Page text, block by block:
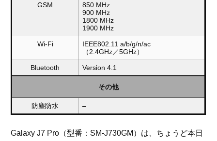
GSM
850 MHz
900 MHz
1800 MHz
1900 MHz
Wi-Fi
IEEE802.11 a/b/g/n/ac
（2.4GHz／5GHz）
Bluetooth Version 4.1
その他
防塵防水 –
Galaxy J7 Pro（型番：SM-J730GM）は、ちょうど本日